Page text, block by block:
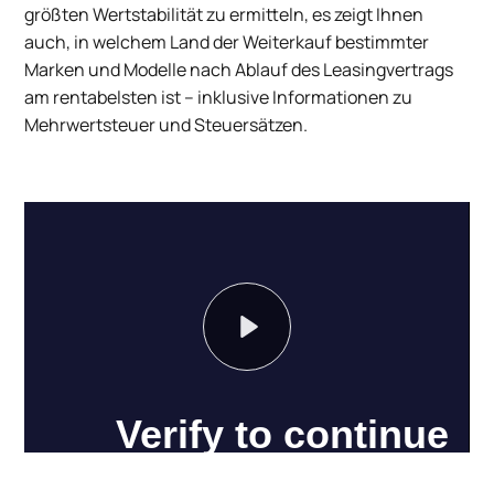
Play
größten Wertstabilität zu ermitteln, es zeigt Ihnen
auch, in welchem Land der Weiterkauf bestimmter
Marken und Modelle nach Ablauf des Leasingvertrags
am rentabelsten ist – inklusive Informationen zu
Mehrwertsteuer und Steuersätzen.